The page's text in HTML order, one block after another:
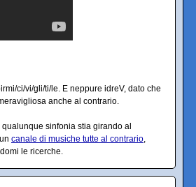
ci/vi/gli/ti/le. E neppure idreV, dato che
anche al contrario.
sinfonia stia girando al
canale di musiche tutte al contrario,
le ricerche.